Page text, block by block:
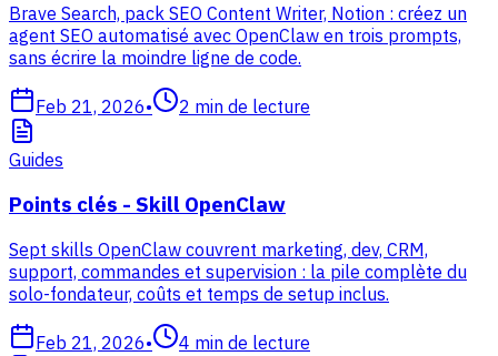
Brave Search, pack SEO Content Writer, Notion : créez un
agent SEO automatisé avec OpenClaw en trois prompts,
sans écrire la moindre ligne de code.
Feb 21, 2026• 2 min de lecture
Guides
Points clés - Skill OpenClaw
Sept skills OpenClaw couvrent marketing, dev, CRM,
support, commandes et supervision : la pile complète du
solo-fondateur, coûts et temps de setup inclus.
Feb 21, 2026• 4 min de lecture